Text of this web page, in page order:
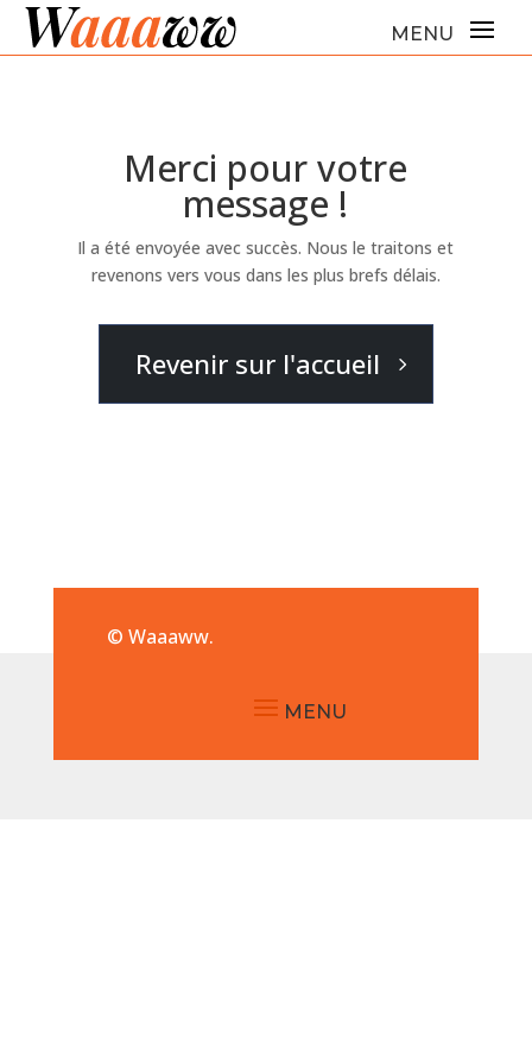
Merci pour votre
message !
Il a été envoyée avec succès. Nous le traitons et
revenons vers vous dans les plus brefs délais.
Revenir sur l'accueil
© Waaaww.